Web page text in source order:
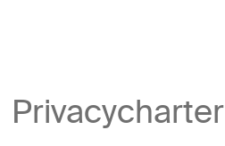
Privacycharter